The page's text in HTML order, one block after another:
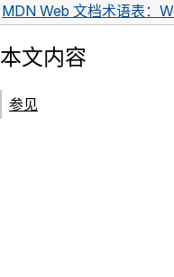
MDN Web 文档术语表：
本文内容
参见